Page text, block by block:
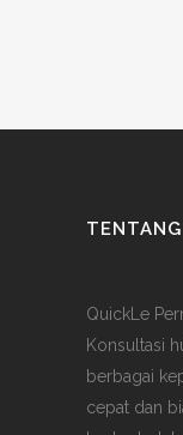
QuickLe
Konsultasi
berbagai
cepat dan